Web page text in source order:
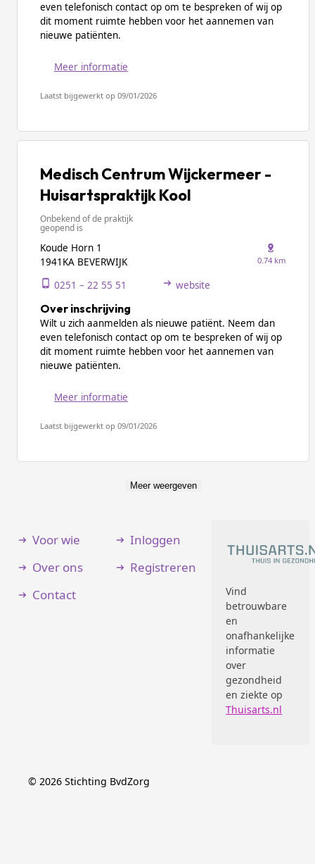
even telefonisch contact op om te bespreken of wij op
dit moment ruimte hebben voor het aannemen van
nieuwe patiënten.
Meer informatie
Laatst bijgewerkt op 09/01/2026
Medisch Centrum Wijckermeer -
Huisartspraktijk Kool
Onbekend of de praktijk
geopend is
Koude Horn 1
1941KA BEVERWIJK
0.74 km
0251 – 22 55 51 website
Over inschrijving
Wilt u zich aanmelden als nieuwe patiënt. Neem dan
even telefonisch contact op om te bespreken of wij op
dit moment ruimte hebben voor het aannemen van
nieuwe patiënten.
Meer informatie
Laatst bijgewerkt op 09/01/2026
Meer weergeven
Voor wie
Over ons
Contact
Inloggen
Registreren
Vind
betrouwbare
en
onafhankelijke
informatie
over
gezondheid
en ziekte op
Thuisarts.nl
© 2026 Stichting BvdZorg